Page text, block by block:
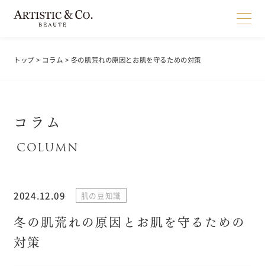
トップ> コラム > 冬の肌荒れの原因とお肌を守るための対策
コラム
2024.12.09 肌の豆知識
冬の肌荒れの原因とお肌を守るための
対策